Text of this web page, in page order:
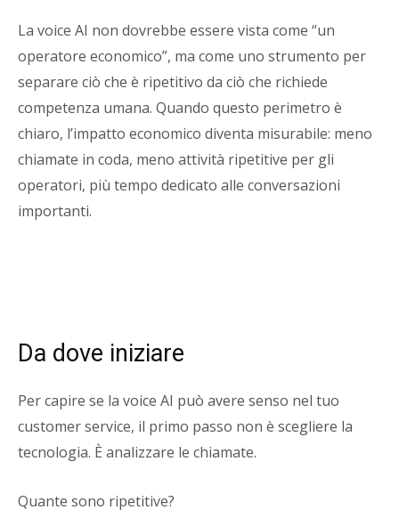
La voice AI non dovrebbe essere vista come “un
operatore economico”, ma come uno strumento per
separare ciò che è ripetitivo da ciò che richiede
competenza umana. Quando questo perimetro è
chiaro, l’impatto economico diventa misurabile: meno
chiamate in coda, meno attività ripetitive per gli
operatori, più tempo dedicato alle conversazioni
importanti.
Da dove iniziare
Per capire se la voice AI può avere senso nel tuo
customer service, il primo passo non è scegliere la
tecnologia. È analizzare le chiamate.
Quante sono ripetitive?